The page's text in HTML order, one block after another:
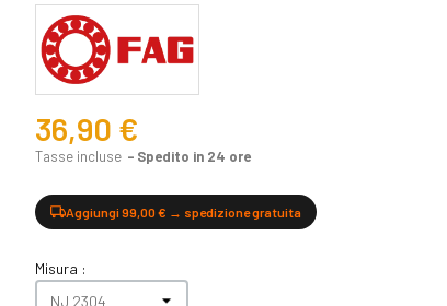
36,90 €
Tasse incluse Spedito in 24 ore
Aggiungi 99,00 € → spedizione gratuita
Misura :